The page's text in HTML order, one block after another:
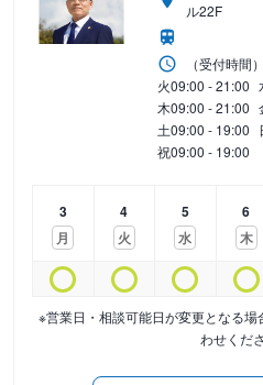
ル22F
（受付時間）
火09:00 - 21:00
木09:00 - 21:00
土09:00 - 19:00
祝09:00 - 19:00
3
月
4
火
5
水
6
木
※営業日・相談可能日が変更となる
わせくだ